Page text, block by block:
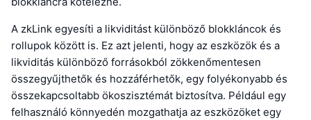
A zkLink egyesíti a likviditást különböző blokkláncok és
rollupok között is. Ez azt jelenti, hogy az eszközök és a
likviditás különböző forrásokból zökkenőmentesen
összegyűjthetők és hozzáférhetők, egy folyékonyabb és
összekapcsoltabb ökoszisztémát biztosítva. Például egy
felhasználó könnyedén mozgathatja az eszközöket egy